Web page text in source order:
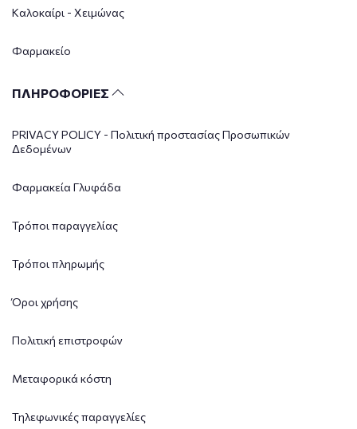
Καλοκαίρι - Χειμώνας
Φαρμακείο
ΠΛΗΡΟΦΟΡΙΕΣ
PRIVACY POLICY - Πολιτική προστασίας Προσωπικών
Δεδομένων
Φαρμακεία Γλυφάδα
Τρόποι παραγγελίας
Τρόποι πληρωμής
Όροι χρήσης
Πολιτική επιστροφών
Μεταφορικά κόστη
Τηλεφωνικές παραγγελίες